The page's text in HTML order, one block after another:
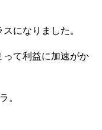
になりました。
って利益に加速がか
。